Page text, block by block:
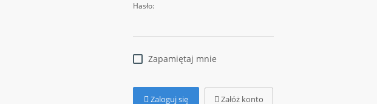
Hasło:
Zapamiętaj mnie
Zaloguj się Załóż konto